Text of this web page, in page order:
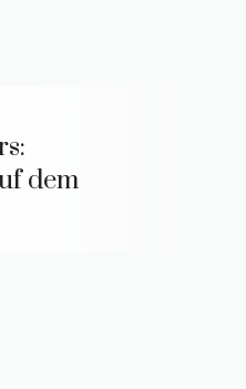
dem